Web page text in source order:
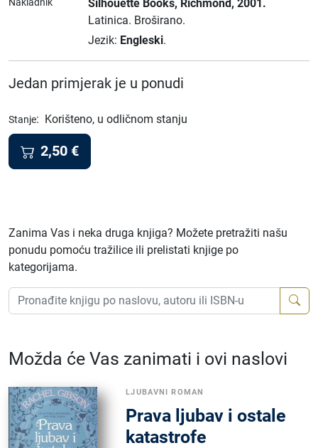
Silhouette Books, Richmond, 2001.
Latinica. Broširano.
Jezik: Engleski.
Jedan primjerak je u ponudi
Stanje: Korišteno, u odličnom stanju
2,50 €
Zanima Vas i neka druga knjiga? Možete pretražiti našu
ponudu pomoću tražilice ili prelistati knjige po
kategorijama.
Možda će Vas zanimati i ovi naslovi
LJUBAVNI ROMAN
Prava ljubav i ostale
katastrofe